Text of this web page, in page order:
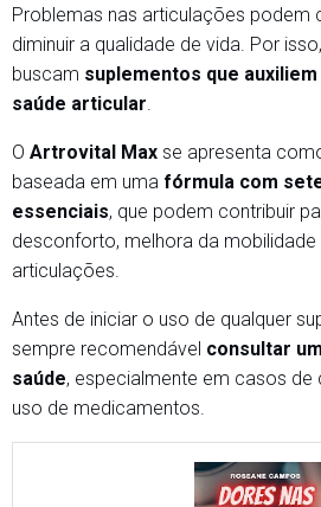
Problemas nas articulações podem
diminuir a qualidade de vida. Por
buscam suplementos que
saúde articular.
O Artrovital Max se apresenta
baseada em uma fórmula com
essenciais, que podem contribuir
desconforto, melhora da
articulações.
Antes de iniciar o uso de qualquer
sempre recomendável consultar
saúde, especialmente em casos
uso de medicamentos.